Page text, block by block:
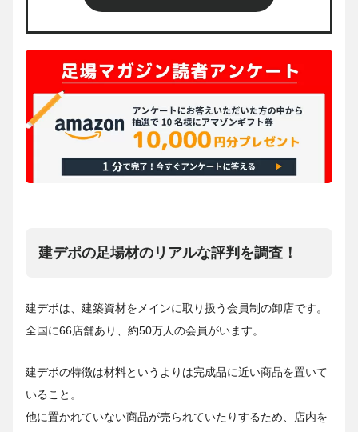
建デポの足場材のリアルな評判を調査！
建デポは、建築資材をメインに取り扱う会員制の卸店です。
全国に66店舗あり、約50万人の会員がいます。
建デポの特徴は材料というよりは完成品に近い商品を置いて
いること。
他に置かれていない商品が売られていたりするため、店内を